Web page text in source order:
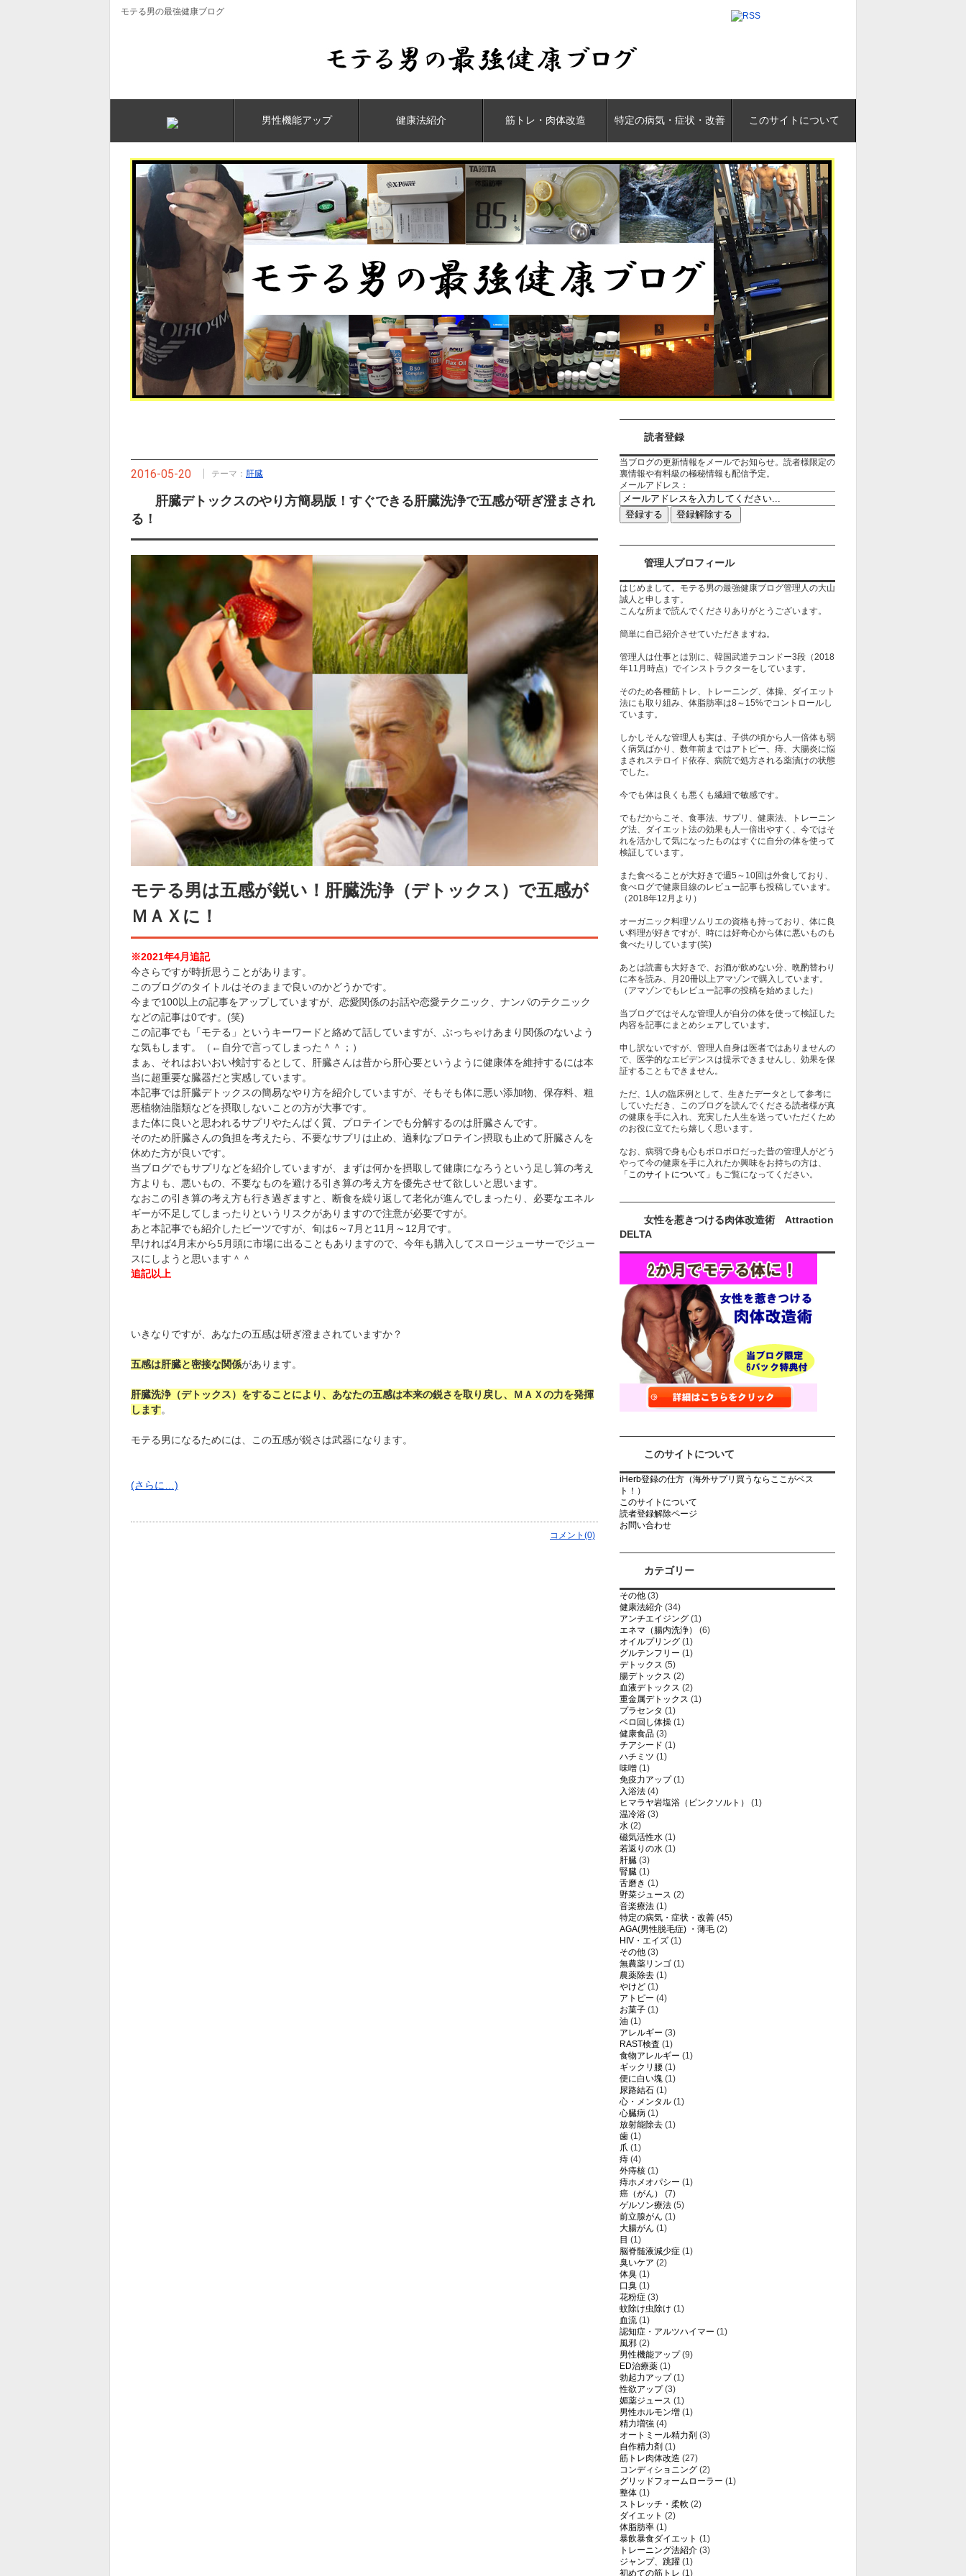
モテる男の最強健康ブログ
男性機能アップ 健康法紹介 筋トレ・肉体改造 特定の病気・症状・改善 このサイトについて
肝臓デトックスのやり方簡易版！すぐできる肝臓洗浄で五感が研ぎ澄まされ
る！
2016-05-20 テーマ： 肝臓
モテる男は五感が鋭い！肝臓洗浄（デトックス）で五感が
ＭＡＸに！
※2021年4月追記
今さらですが時折思うことがあります。
このブログのタイトルはそのままで良いのかどうかです。
今まで100以上の記事をアップしていますが、恋愛関係のお話や恋愛テクニック、ナンパのテクニック
などの記事は0です。(笑)
この記事でも「モテる」というキーワードと絡めて話していますが、ぶっちゃけあまり関係のないよう
な気もします。（←自分で言ってしまった＾＾；）
まぁ、それはおいおい検討するとして、肝臓さんは昔から肝心要というように健康体を維持するには本
当に超重要な臓器だと実感しています。
本記事では肝臓デトックスの簡易なやり方を紹介していますが、そもそも体に悪い添加物、保存料、粗
悪植物油脂類などを摂取しないことの方が大事です。
また体に良いと思われるサプリやたんぱく質、プロテインでも分解するのは肝臓さんです。
そのため肝臓さんの負担を考えたら、不要なサプリは止め、過剰なプロテイン摂取も止めて肝臓さんを
休めた方が良いです。
当ブログでもサプリなどを紹介していますが、まずは何かを摂取して健康になろうという足し算の考え
方よりも、悪いもの、不要なものを避ける引き算の考え方を優先させて欲しいと思います。
なおこの引き算の考え方も行き過ぎますと、断食を繰り返して老化が進んでしまったり、必要なエネル
ギーが不足してしまったりというリスクがありますので注意が必要ですが。
あと本記事でも紹介したビーツですが、旬は6～7月と11月～12月です。
早ければ4月末から5月頭に市場に出ることもありますので、今年も購入してスロージューサーでジュー
スにしようと思います＾＾
追記以上
いきなりですが、あなたの五感は研ぎ澄まされていますか？
五感は肝臓と密接な関係があります。
肝臓洗浄（デトックス）をすることにより、あなたの五感は本来の鋭さを取り戻し、ＭＡＸの力を発揮
します。
モテる男になるためには、この五感が鋭さは武器になります。
(さらに…)
コメント(0)
読者登録
当ブログの更新情報をメールでお知らせ。読者様限定の
裏情報や有料級の極秘情報も配信予定。
メールアドレス：
管理人プロフィール
はじめまして。モテる男の最強健康ブログ管理人の大山
誠人と申します。
こんな所まで読んでくださりありがとうございます。
簡単に自己紹介させていただきますね。
管理人は仕事とは別に、韓国武道テコンドー3段（2018
年11月時点）でインストラクターをしています。
そのため各種筋トレ、トレーニング、体操、ダイエット
法にも取り組み、体脂肪率は8～15%でコントロールし
ています。
しかしそんな管理人も実は、子供の頃から人一倍体も弱
く病気ばかり、数年前まではアトピー、痔、大腸炎に悩
まされステロイド依存、病院で処方される薬漬けの状態
でした。
今でも体は良くも悪くも繊細で敏感です。
でもだからこそ、食事法、サプリ、健康法、トレーニン
グ法、ダイエット法の効果も人一倍出やすく、今ではそ
れを活かして気になったものはすぐに自分の体を使って
検証しています。
また食べることが大好きで週5～10回は外食しており、
食べログで健康目線のレビュー記事も投稿しています。
（2018年12月より）
オーガニック料理ソムリエの資格も持っており、体に良
い料理が好きですが、時には好奇心から体に悪いものも
食べたりしています(笑)
あとは読書も大好きで、お酒が飲めない分、晩酌替わり
に本を読み、月20冊以上アマゾンで購入しています。
（アマゾンでもレビュー記事の投稿を始めました）
当ブログではそんな管理人が自分の体を使って検証した
内容を記事にまとめシェアしています。
申し訳ないですが、管理人自身は医者ではありませんの
で、医学的なエビデンスは提示できませんし、効果を保
証することもできません。
ただ、1人の臨床例として、生きたデータとして参考に
していただき、このブログを読んでくださる読者様が真
の健康を手に入れ、充実した人生を送っていただくため
のお役に立てたら嬉しく思います。
なお、病弱で身も心もボロボロだった昔の管理人がどう
やって今の健康を手に入れたか興味をお持ちの方は、
「このサイトについて」
もご覧になってください。
女性を惹きつける肉体改造術 Attraction
DELTA
このサイトについて
iHerb登録の仕方（海外サプリ買うならここがベス
ト！）
このサイトについて
読者登録解除ページ
お問い合わせ
カテゴリー
その他 (3)
健康法紹介 (34)
アンチエイジング (1)
エネマ（腸内洗浄）
(6)
オイルプリング (1)
グルテンフリー (1)
デトックス (5)
腸デトックス (2)
血液デトックス (2)
重金属デトックス (1)
プラセンタ (1)
ベロ回し体操 (1)
健康食品 (3)
チアシード (1)
ハチミツ (1)
味噌 (1)
免疫力アップ(1)
入浴法 (4)
ヒマラヤ岩塩浴（ピンクソルト）
(1)
温冷浴 (3)
水 (2)
磁気活性水 (1)
若返りの水 (1)
肝臓 (3)
腎臓 (1)
舌磨き (1)
野菜ジュース (2)
音楽療法 (1)
特定の病気・症状・改善 (45)
AGA(男性脱毛症) ・薄毛 (2)
HIV・エイズ (1)
その他 (3)
無農薬リンゴ (1)
農薬除去 (1)
やけど (1)
アトピー (4)
お菓子 (1)
油 (1)
アレルギー (3)
RAST検査 (1)
食物アレルギー (1)
ギックリ腰 (1)
便に白い塊 (1)
尿路結石 (1)
心・メンタル (1)
心臓病 (1)
放射能除去 (1)
歯 (1)
爪 (1)
痔 (4)
外痔核 (1)
痔ホメオパシー (1)
癌（がん）
(7)
ゲルソン療法 (5)
前立腺がん (1)
大腸がん (1)
目 (1)
脳脊髄液減少症 (1)
臭いケア (2)
体臭 (1)
口臭 (1)
花粉症 (3)
蚊除け虫除け (1)
血流 (1)
認知症・アルツハイマー (1)
風邪 (2)
男性機能アップ(9)
ED治療薬 (1)
勃起力アップ(1)
性欲アップ(3)
媚薬ジュース (1)
男性ホルモン増 (1)
精力増強 (4)
オートミール精力剤 (3)
自作精力剤 (1)
筋トレ肉体改造 (27)
コンディショニング (2)
グリッドフォームローラー (1)
整体 (1)
ストレッチ・柔軟 (2)
ダイエット (2)
体脂肪率 (1)
暴飲暴食ダイエット (1)
トレーニング法紹介 (3)
ジャンプ、跳躍 (1)
初めての筋トレ (1)